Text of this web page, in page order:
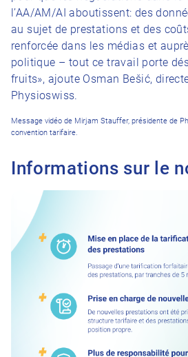
l’AA/AM/AI aboutissent: des
au sujet de prestations et des
renforcée dans les médias et
politique – tout ce travail porte
fruits», ajoute Osman Bešić,
Physioswiss.
Message vidéo de Mirjam Stauffer, présidente de
convention tarifaire.
Informations sur le